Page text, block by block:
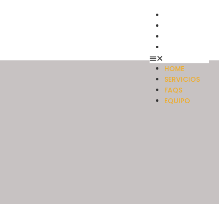
HOME
SERVICIOS
FAQS
EQUIPO